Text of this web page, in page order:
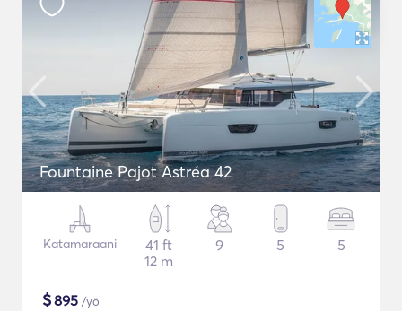
Fountaine Pajot Astréa 42
Katamaraani
41 ft
12 m
9 5 5
$895 /yö